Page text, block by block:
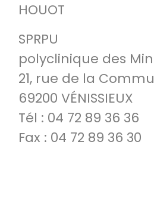
HOUOT
SPRPU
polyclinique des
21, rue de la
69200 VÉNISSIEUX
Tél : 04 72 89 36 36
Fax : 04 72 89 36 30